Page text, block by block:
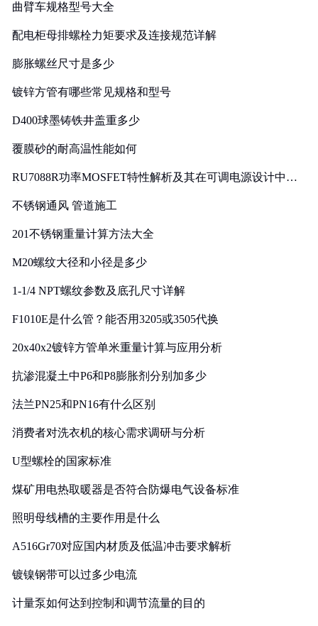
曲臂车规格型号大全
配电柜母排螺栓力矩要求及连接规范详解
膨胀螺丝尺寸是多少
镀锌方管有哪些常见规格和型号
D400球墨铸铁井盖重多少
覆膜砂的耐高温性能如何
RU7088R功率MOSFET特性解析及其在可调电源设计中的
不锈钢通风 管道施工
201不锈钢重量计算方法大全
M20螺纹大径和小径是多少
1-1/4 NPT螺纹参数及底孔尺寸详解
F1010E是什么管？能否用3205或3505代换
20x40x2镀锌方管单米重量计算与应用分析
抗渗混凝土中P6和P8膨胀剂分别加多少
法兰PN25和PN16有什么区别
消费者对洗衣机的核心需求调研与分析
U型螺栓的国家标准
煤矿用电热取暖器是否符合防爆电气设备标准
照明母线槽的主要作用是什么
A516Gr70对应国内材质及低温冲击要求解析
镀镍钢带可以过多少电流
计量泵如何达到控制和调节流量的目的